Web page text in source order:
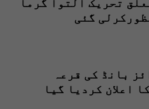
تحریک التوا گرما
گئی
پرائز بانڈ کی قرعہ
اعلان کردیا گیا